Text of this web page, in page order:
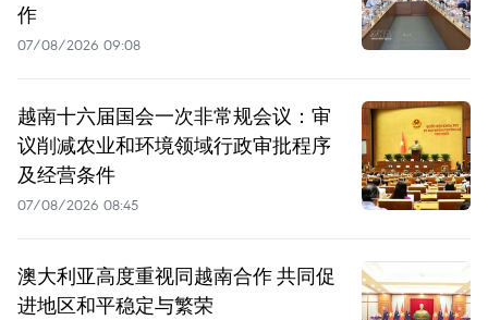
作
07/08/2026 09:08
越南十六届国会一次非常规会议：审
议削减农业和环境领域行政审批程序
及经营条件
07/08/2026 08:45
澳大利亚高度重视同越南合作 共同促
进地区和平稳定与繁荣